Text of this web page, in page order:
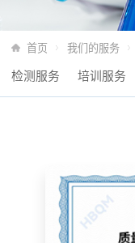
首页 我们的服务
检测服务 培训服务